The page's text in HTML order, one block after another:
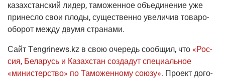
казах­стан­ский лидер, тамо­жен­ное объ­еди­не­ние уже
при­нес­ло свои пло­ды, суще­ствен­но уве­ли­чив това­ро­
обо­рот меж­ду дву­мя странами.
Сайт Тengrinews.kz в свою оче­редь сооб­щил, что «Рос­
сия, Бела­русь и Казах­стан созда­дут спе­ци­аль­ное
«мини­стер­ство» по Тамо­жен­но­му сою­зу». Про­ект дого­